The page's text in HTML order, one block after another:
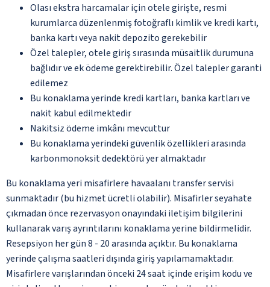
Olası ekstra harcamalar için otele girişte, resmi
kurumlarca düzenlenmiş fotoğraflı kimlik ve kredi kartı,
banka kartı veya nakit depozito gerekebilir
Özel talepler, otele giriş sırasında müsaitlik durumuna
bağlıdır ve ek ödeme gerektirebilir. Özel talepler garanti
edilemez
Bu konaklama yerinde kredi kartları, banka kartları ve
nakit kabul edilmektedir
Nakitsiz ödeme imkânı mevcuttur
Bu konaklama yerindeki güvenlik özellikleri arasında
karbonmonoksit dedektörü yer almaktadır
Bu konaklama yeri misafirlere havaalanı transfer servisi
sunmaktadır (bu hizmet ücretli olabilir). Misafirler seyahate
çıkmadan önce rezervasyon onayındaki iletişim bilgilerini
kullanarak varış ayrıntılarını konaklama yerine bildirmelidir.
Resepsiyon her gün 8 - 20 arasında açıktır. Bu konaklama
yerinde çalışma saatleri dışında giriş yapılamamaktadır.
Misafirlere varışlarından önceki 24 saat içinde erişim kodu ve